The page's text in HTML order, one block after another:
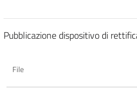
Pubblicazione dispositivo di
File